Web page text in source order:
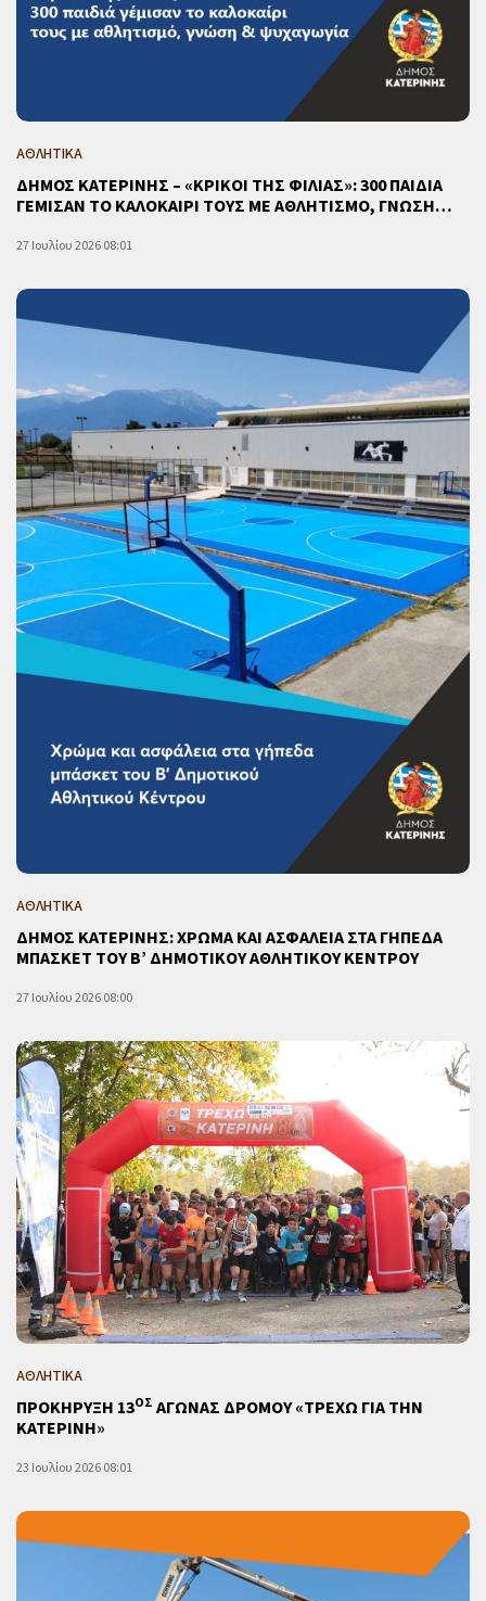
ΑΘΛΗΤΙΚΑ
ΔΗΜΟΣ ΚΑΤΕΡΙΝΗΣ – «ΚΡΙΚΟΙ ΤΗΣ ΦΙΛΙΑΣ»: 300 ΠΑΙΔΙΑ
ΓΕΜΙΣΑΝ ΤΟ ΚΑΛΟΚΑΙΡΙ ΤΟΥΣ ΜΕ ΑΘΛΗΤΙΣΜΟ, ΓΝΩΣΗ…
27 Ιουλίου 2026 08:01
ΑΘΛΗΤΙΚΑ
ΔΗΜΟΣ ΚΑΤΕΡΙΝΗΣ: ΧΡΩΜΑ ΚΑΙ ΑΣΦΑΛΕΙΑ ΣΤΑ ΓΗΠΕΔΑ
ΜΠΑΣΚΕΤ ΤΟΥ Β’ ΔΗΜΟΤΙΚΟΥ ΑΘΛΗΤΙΚΟΥ ΚΕΝΤΡΟΥ
27 Ιουλίου 2026 08:00
ΑΘΛΗΤΙΚΑ
ΠΡΟΚΗΡΥΞΗ 13ΟΣ ΑΓΩΝΑΣ ΔΡΟΜΟΥ «ΤΡΕΧΩ ΓΙΑ ΤΗΝ
ΚΑΤΕΡΙΝΗ»
23 Ιουλίου 2026 08:01